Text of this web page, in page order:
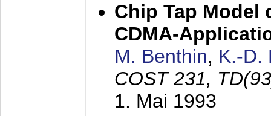
Chip Tap Model
CDMA-
M. Benthin, K.-D.
COST 231,
1. Mai 1993